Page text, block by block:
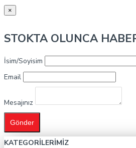
×
STOKTA OLUNCA
İsim/Soyisim
Email
Mesajınız
Gönder
KATEGORILERIMIZ